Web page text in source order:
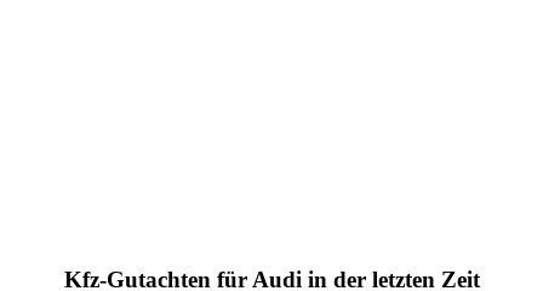
Kfz-Gutachten für Audi in der letzten Zeit